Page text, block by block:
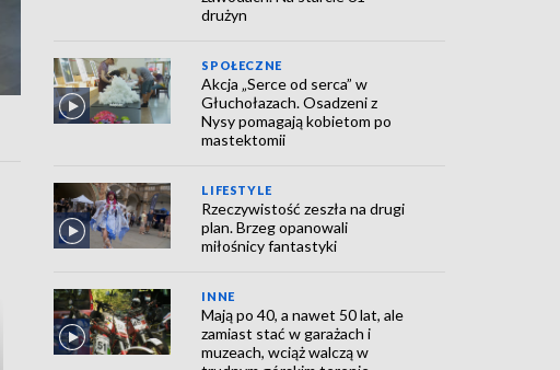
drużyn
SPOŁECZNE
Akcja „Serce od serca” w
Głuchołazach. Osadzeni z
Nysy pomagają kobietom po
mastektomii
LIFESTYLE
Rzeczywistość zeszła na drugi
plan. Brzeg opanowali
miłośnicy fantastyki
INNE
Mają po 40, a nawet 50 lat, ale
zamiast stać w garażach i
muzeach, wciąż walczą w